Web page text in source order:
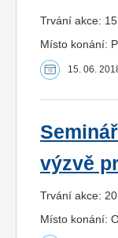
Trvání akce:
Místo konání:
15. 06.
výzvě
Trvání akce:
Místo konání: